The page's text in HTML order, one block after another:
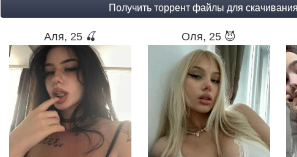
Аля, 25 🍒 Оля, 25 😈